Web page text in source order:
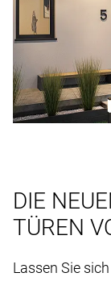
DIE
TÜREN
Lassen Sie